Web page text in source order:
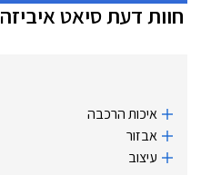
חוות דעתסיאט איביזה 5 דלתות
איכות הרכבה
אבזור
עיצוב